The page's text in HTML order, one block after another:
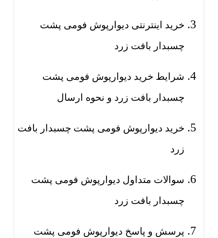
خرید اینترنتی دیوارپوش فومی پشت
چسبدار بافت زرد
شرایط خرید دیوارپوش فومی پشت
چسبدار بافت زرد و نحوه ارسال
خرید دیوارپوش فومی پشت چسبدار بافت
زرد
سوالات متداول دیوارپوش فومی پشت
چسبدار بافت زرد
پرسش و پاسخ دیوارپوش فومی پشت